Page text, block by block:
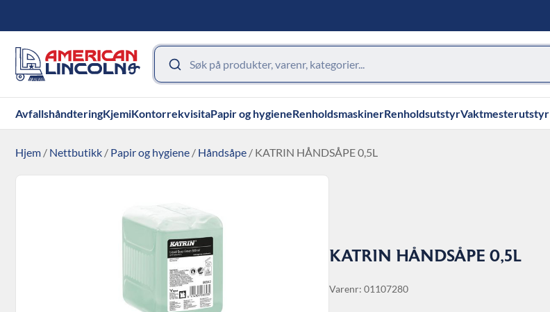
AvfallshåndteringKjemiKontorrekvisitaPapir og hygieneRenholdsmaskinerRenholdsutstyrVaktmesterutstyr
Hjem / Nettbutikk / Papir og hygiene / Håndsåpe / KATRIN HÅNDSÅPE 0,5L
KATRIN HÅNDSÅPE 0,5L
Varenr: 01107280